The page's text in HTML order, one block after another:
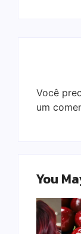
Você
um
You